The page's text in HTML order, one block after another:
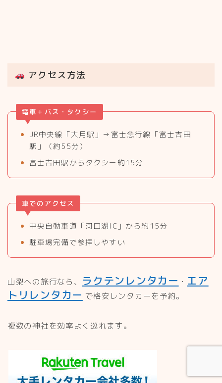
アクセス方法
電車＋バス・タクシー
JR中央線「大月駅」→富士急行線「富士吉田
駅」（約55分）
富士吉田駅からタクシー約15分
車でのアクセス
中央自動車道「河口湖IC」から約15分
駐車場完備で参拝しやすい
山梨への旅行なら、 ラクテンレンタカー ・ エア
トリレンタカー で格安レンタカーを予約。
複数の神社を効率よく巡れます。